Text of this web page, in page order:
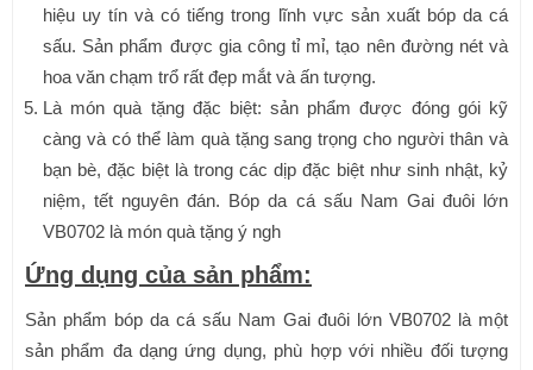
hiệu uy tín và có tiếng trong lĩnh vực sản xuất bóp da cá
sấu. Sản phẩm được gia công tỉ mỉ, tạo nên đường nét và
hoa văn chạm trổ rất đẹp mắt và ấn tượng.
Là món quà tặng đặc biệt: sản phẩm được đóng gói kỹ
càng và có thể làm quà tặng sang trọng cho người thân và
bạn bè, đặc biệt là trong các dịp đặc biệt như sinh nhật, kỷ
niệm, tết nguyên đán. Bóp da cá sấu Nam Gai đuôi lớn
VB0702 là món quà tặng ý ngh
Ứng dụng của sản phẩm:
Sản phẩm bóp da cá sấu Nam Gai đuôi lớn VB0702 là một
sản phẩm đa dạng ứng dụng, phù hợp với nhiều đối tượng